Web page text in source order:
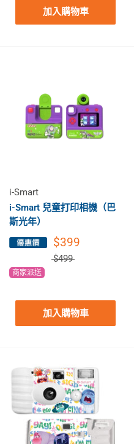
加入購物車
i-Smart
i-Smart 兒童打印相機（巴
斯光年）
$399
$499
商家派送
加入購物車